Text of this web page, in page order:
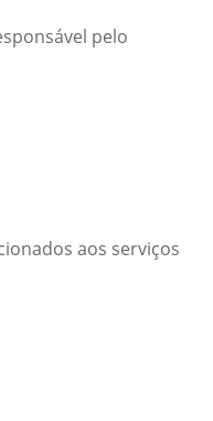
pelo
aos serviços